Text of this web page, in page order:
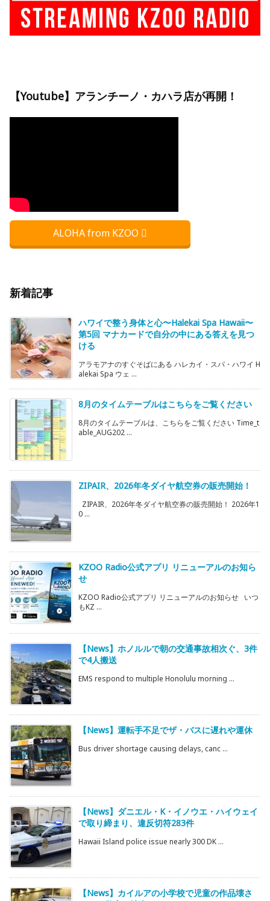
【Youtube】アランチーノ・カハラ店が再開！
ALOHA from KZOO
新着記事
ハワイで整う身体と心〜Halekai Spa Hawaii〜
第5回 マナカードで自分の中にある答えを見つ
ける
アラモアナのすぐそばにある ハレカイ・スパ・ハワイ H
alekai Spa ウェ ...
8月のタイムテーブルはこちらをご覧ください
8月のタイムテーブルは、こちらをご覧ください Time_t
able_AUG202 ...
ZIPAIR、2026年冬ダイヤ航空券の販売開始！
ZIPAIR、2026年冬ダイヤ航空券の販売開始！ 2026年1
0 ...
KZOO Radio公式アプリ リニューアルのお知ら
せ
KZOO Radio公式アプリ リニューアルのお知らせ いつ
もKZ ...
【News】ホノルルで朝の交通事故相次ぐ、3件
で4人搬送
EMS respond to multiple Honolulu morning ...
【News】運転手不足でザ・バスに遅れや運休
Bus driver shortage causing delays, canc ...
【News】ダニエル・K・イノウエ・ハイウェイ
で取り締まり、違反切符283件
Hawaii Island police issue nearly 300 DK ...
【News】カイルアの小学校で児童の作品壊さ